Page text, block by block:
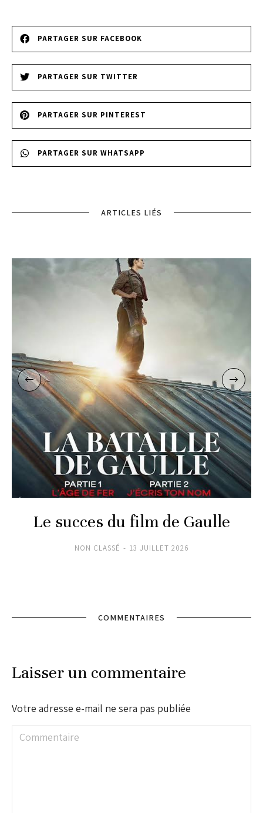
PARTAGER SUR FACEBOOK
PARTAGER SUR TWITTER
PARTAGER SUR PINTEREST
PARTAGER SUR WHATSAPP
ARTICLES LIÉS
Le succes du film de Gaulle
NON CLASSÉ 13 JUILLET 2026
COMMENTAIRES
Laisser un commentaire
Votre adresse e-mail ne sera pas publiée
Commentaire